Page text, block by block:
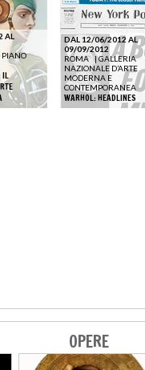
AL
PIANO
IL
DAL 12/06/2012 AL
09/09/2012
ROMA |GALLERIA
NAZIONALE D’ARTE
MODERNA E
CONTEMPORANEA
WARHOL: HEADLINES
OPERE